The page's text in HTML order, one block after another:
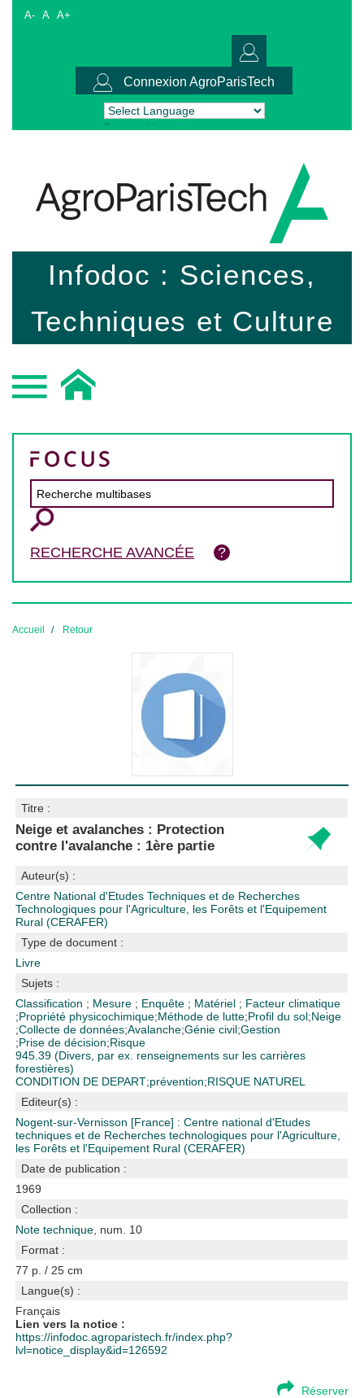
A- A A+
Connexion AgroParisTech
Powered by Translate
Infodoc : Sciences,
Techniques et Culture
RECHERCHE AVANCÉE
Accueil Retour
Titre :
Neige et avalanches : Protection
contre l'avalanche : 1ère partie
Auteur(s) :
Centre National d'Etudes Techniques et de Recherches
Technologiques pour l'Agriculture, les Forêts et l'Equipement
Rural (CERAFER)
Type de document :
Livre
Sujets :
Classification ; Mesure ; Enquête ; Matériel ; Facteur climatique
;Propriété physicochimique;Méthode de lutte;Profil du sol;Neige
;Collecte de données;Avalanche;Génie civil;Gestion
;Prise de décision;Risque
945.39 (Divers, par ex. renseignements sur les carrières
forestières)
CONDITION DE DEPART;prévention;RISQUE NATUREL
Editeur(s) :
Nogent-sur-Vernisson [France] : Centre national d'Etudes
techniques et de Recherches technologiques pour l'Agriculture,
les Forêts et l'Equipement Rural (CERAFER)
Date de publication :
1969
Collection :
Note technique , num. 10
Format :
77 p. / 25 cm
Langue(s) :
Français
Lien vers la notice :
https://infodoc.agroparistech.fr/index.php?
lvl=notice_display&id=126592
Réserver